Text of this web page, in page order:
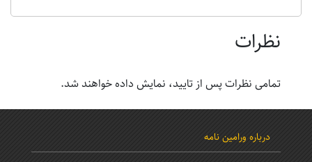
نظرات
تمامی نظرات پس از تایید، نمایش داده خواهند شد.
درباره ورامین نامه